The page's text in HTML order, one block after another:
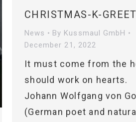
CHRISTMAS-K-
News By Kussmaul GmbH
December 21, 2022
It must come from the
should work on hearts.
Johann Wolfgang von
(German poet and